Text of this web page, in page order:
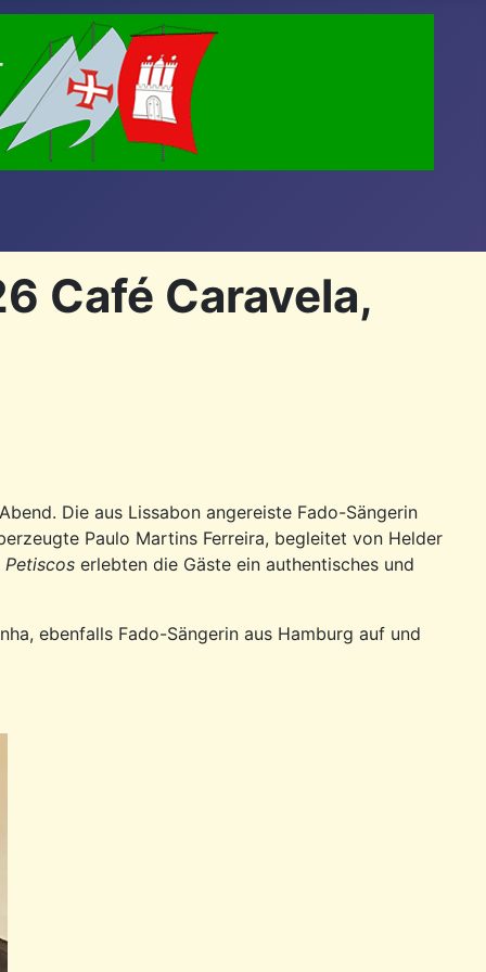
Café Caravela,
Die aus Lissabon angereiste Fado-Sängerin
Paulo Martins Ferreira, begleitet von Helder
Petiscos erlebten die Gäste ein authentisches und
ebenfalls Fado-Sängerin aus Hamburg auf und